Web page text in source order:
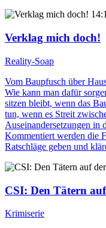
Verklag mich doch!
Reality-Soap
Vom Baupfusch über
Wie kann man dafür
sitzen bleibt, wenn das
tun, wenn es Streit
Auseinandersetzungen in
Kommentiert werden die
Ratschläge geben und
CSI: Den Tätern
Krimiserie